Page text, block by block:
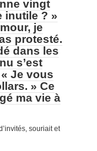
vingt
inutile ? »
je
protesté.
dans les
s’est
Je vous
» Ce
ma vie à
souriait et